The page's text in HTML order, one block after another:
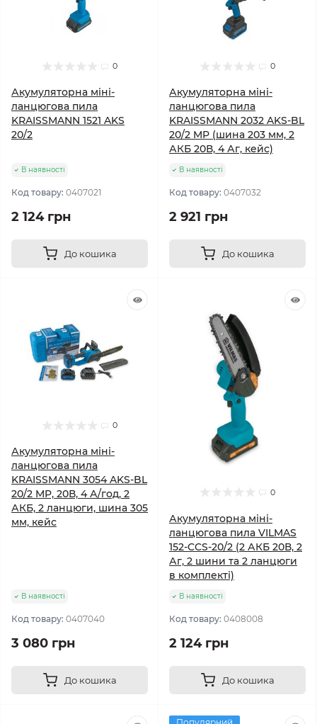
0
Акумуляторна міні-
ланцюгова пила
KRAISSMANN 1521 AKS
20/2
В наявності
Код товару: 0407021
2 124 грн
До кошика
0
Акумуляторна міні-
ланцюгова пила
KRAISSMANN 2032 AKS-BL
20/2 MP (шина 203 мм, 2
АКБ 20В, 4 Аг, кейс)
В наявності
Код товару: 0407032
2 921 грн
До кошика
0
Акумуляторна міні-
ланцюгова пила
KRAISSMANN 3054 AKS-BL
20/2 MP, 20В, 4 А/год, 2
АКБ, 2 ланцюги, шина 305
мм, кейс
В наявності
Код товару: 0407040
3 080 грн
До кошика
0
Акумуляторна міні-
ланцюгова пила VILMAS
152-CCS-20/2 (2 АКБ 20В, 2
Аг, 2 шини та 2 ланцюги
в комплекті)
В наявності
Код товару: 0408008
2 124 грн
До кошика